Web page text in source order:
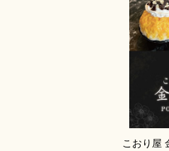
こおり屋